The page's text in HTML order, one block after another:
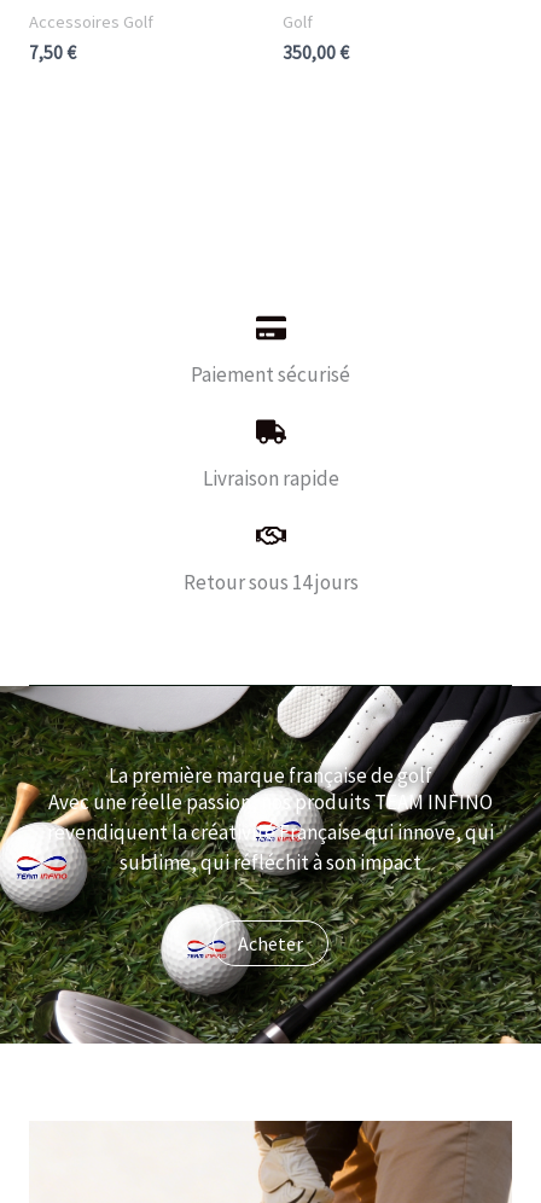
Accessoires Golf
7,50€
Golf
350,00€
Paiement sécurisé
Livraison rapide
Retour sous 14 jours
La première marque française de golf
Avec une réelle passion, nos produits TEAM INFINO
revendiquent la créativité Française qui innove, qui
sublime, qui réfléchit à son impact
Acheter